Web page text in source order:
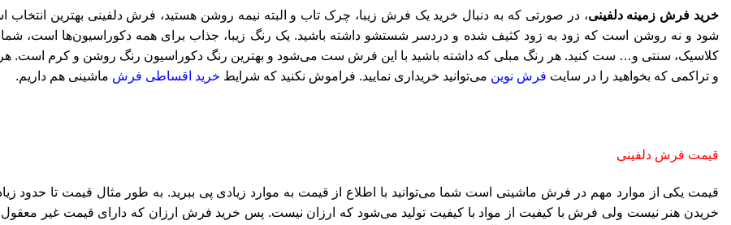
خرید فرش زمینه دلفینی، در صورتی که به دنبال خرید یک فرش زیبا، چرک تاب و البته نیمه روشن هستید، فرش دلفینی بهترین
شود و نه روشن است که زود به زود کثیف شده و دردسر شستشو داشته باشید. یک رنگ زیبا، جذاب برای همه دکوراسیون‌ها است، شما
کلاسیک، سنتی و… ست کنید. هر رنگ مبلی که داشته باشید با این فرش ست می‌شود و بهترین رنگ دکوراسیون رنگ روشن و کرم است. هر
و تراکمی که بخواهید را در سایت فرش نوین می‌توانید خریداری نمایید. فراموش نکنید که شرایط خرید اقساطی فرش ماشینی هم داریم.
قیمت فرش دلفینی
قیمت یکی از موارد مهم در فرش ماشینی است شما می‌توانید با اطلاع از قیمت به موارد زیادی پی ببرید. به طور مثال قیمت تا
خریدن هنر نیست ولی فرش با کیفیت از مواد با کیفیت تولید می‌شود که ارزان نیست. پس خرید فرش ارزان که دارای قیمت غیر